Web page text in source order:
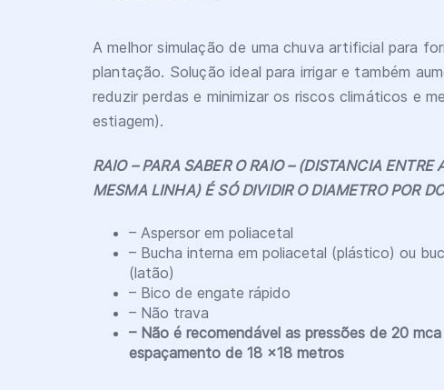
A melhor simulação de uma chuva artificial para
plantação. Solução ideal para irrigar e também
reduzir perdas e minimizar os riscos climáticos e
estiagem).
RAIO – PARA SABER O RAIO – (DISTANCIA ENTRE
MESMA LINHA) É SÓ DIVIDIR O DIAMETRO POR
– Aspersor em poliacetal
– Bucha interna em poliacetal (plástico) ou
(latão)
– Bico de engate rápido
– Não trava
– Não é recomendável as pressões de 20
espaçamento de 18 x18 metros